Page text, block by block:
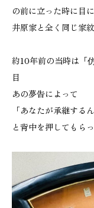
の前に立った時に目
井原家と全く同じ家紋
約10年前の当時は「
目
あの夢告によって
「あなたが承継する
と背中を押してもら